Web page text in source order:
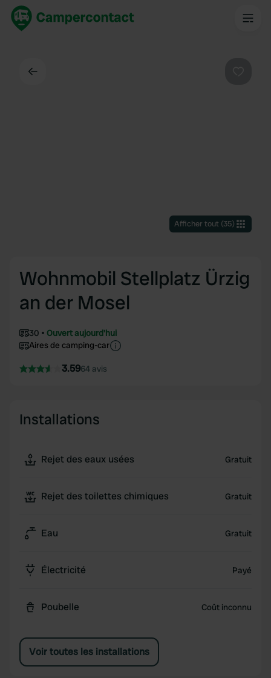
Afficher tout(35)
Wohnmobil Stellplatz Ürzig
an der Mosel
30
Ouvert aujourd'hui
Aires de camping-car
3.5964 avis
Installations
Rejet des eaux usées Gratuit
Rejet des toilettes chimiques Gratuit
Eau Gratuit
Électricité Payé
Poubelle Coût inconnu
Voir toutes les installations